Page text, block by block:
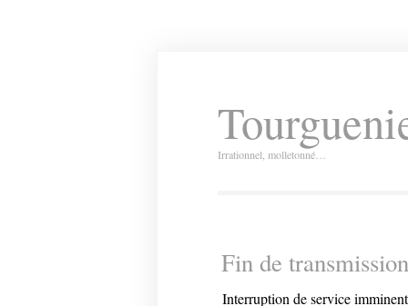
Irrationnel, molletonné…
Fin de transmission
Interruption de service